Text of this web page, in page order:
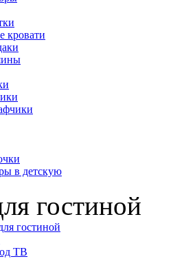
кровати
в детскую
гостиной
гостиной
ТВ